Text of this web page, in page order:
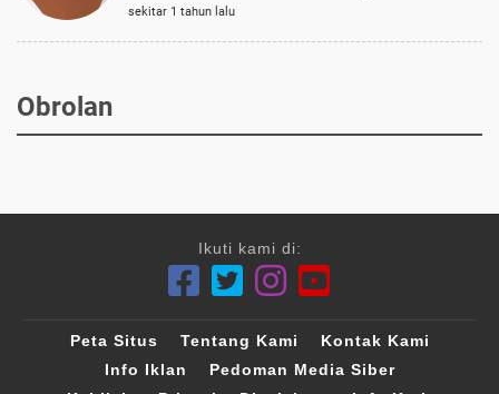
sekitar 1 tahun lalu
Obrolan
Ikuti kami di:
Peta Situs Tentang Kami
Kontak Kami
Info Iklan
Pedoman Media Siber